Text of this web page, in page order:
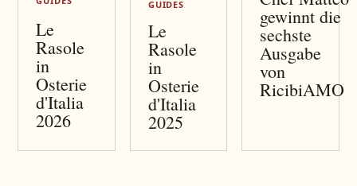
Le
Rasole
in
Osterie
d'Italia
2026
GUIDES
Le
Rasole
in
Osterie
d'Italia
2025
gewinnt die
sechste
Ausgabe
von
RicibiAMO